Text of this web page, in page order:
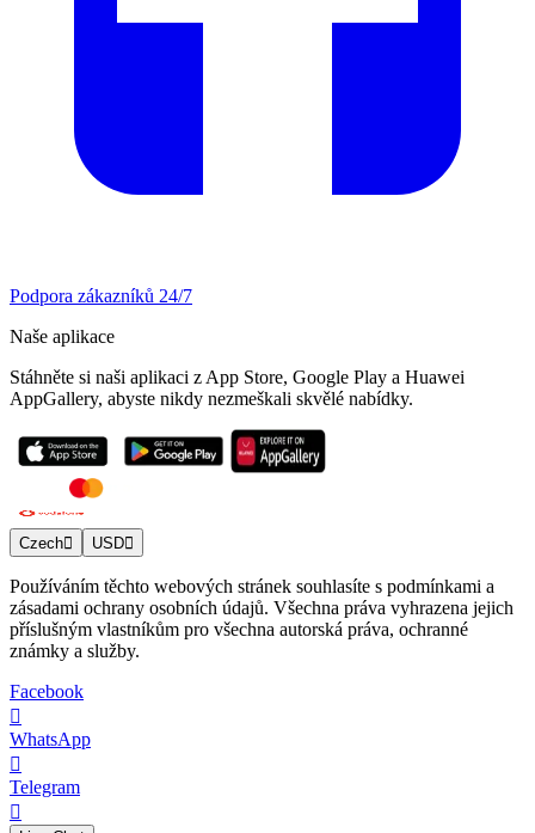
Podpora zákazníků 24/7
Naše aplikace
Stáhněte si naši aplikaci z App Store, Google Play a Huawei
AppGallery, abyste nikdy nezmeškali skvělé nabídky.
Czech USD
Používáním těchto webových stránek souhlasíte s podmínkami a
zásadami ochrany osobních údajů. Všechna práva vyhrazena jejich
příslušným vlastníkům pro všechna autorská práva, ochranné
známky a služby.
Facebook
WhatsApp
Telegram